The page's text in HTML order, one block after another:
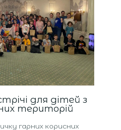
для дітей з
територій
гарних корисних